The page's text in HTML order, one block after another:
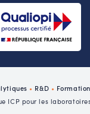
• R&D •
ICP pour les